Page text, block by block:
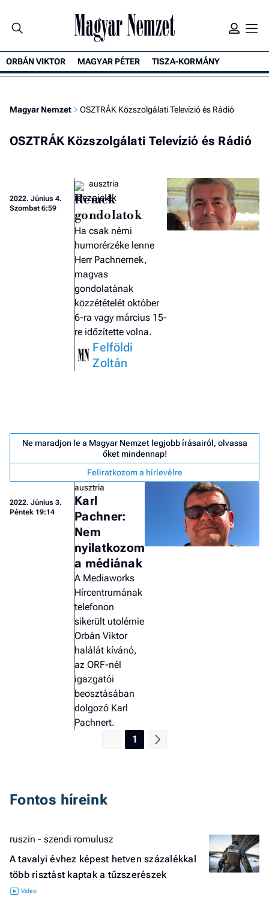
ORBÁN VIKTOR MAGYAR PÉTER TISZA-KORMÁNY
Magyar Nemzet OSZTRÁK Közszolgálati Televízió és Rádió
OSZTRÁK Közszolgálati Televízió és Rádió
2022. Június 4.
Szombat 6:59
ausztria
Remek
gondolatok
Ha csak némi
humorérzéke lenne
Herr Pachnernek,
magvas
gondolatának
közzétételét október
6-ra vagy március 15-
re időzítette volna.
Felföldi
Zoltán
Ne maradjon le a Magyar Nemzet legjobb írásairól, olvassa
őket mindennap!
Feliratkozom a hírlevélre
2022. Június 3.
Péntek 19:14
ausztria
Karl
Pachner:
Nem
nyilatkozom
a médiának
A Mediaworks
Hírcentrumának
telefonon
sikerült utolérnie
Orbán Viktor
halálát kívánó,
az ORF-nél
igazgatói
beosztásában
dolgozó Karl
Pachnert.
1
Fontos híreink
ruszin - szendi romulusz
A tavalyi évhez képest hetven százalékkal
több risztást kaptak a tűzszerészek